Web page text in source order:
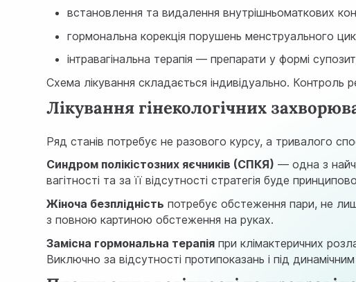
встановлення та видалення внутрішньоматкових
гормональна корекція порушень менструального
інтравагінальна терапія — препарати у формі
Схема лікування складається індивідуально. Контроль
Лікування гінекологічних
Ряд станів потребує не разового курсу, а тривалого
Синдром полікістозних яєчників (СПКЯ) — одна з
вагітності та за її відсутності стратегія буде
Жіноча безплідність потребує обстеження пари, не
з повною картиною обстеження на руках.
Замісна гормональна терапія при клімактеричних
Виключно за відсутності протипоказань і під